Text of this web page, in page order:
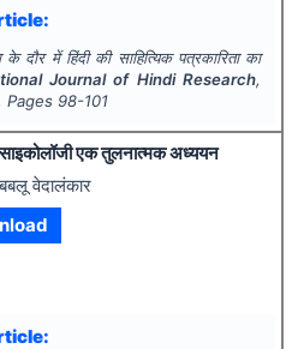
के दौर में हिंदी की साहित्यिक पत्रकारिता का
Journal of Hindi Research,
Pages 98-101
एक तुलनात्मक अध्ययन
वेदालंकार